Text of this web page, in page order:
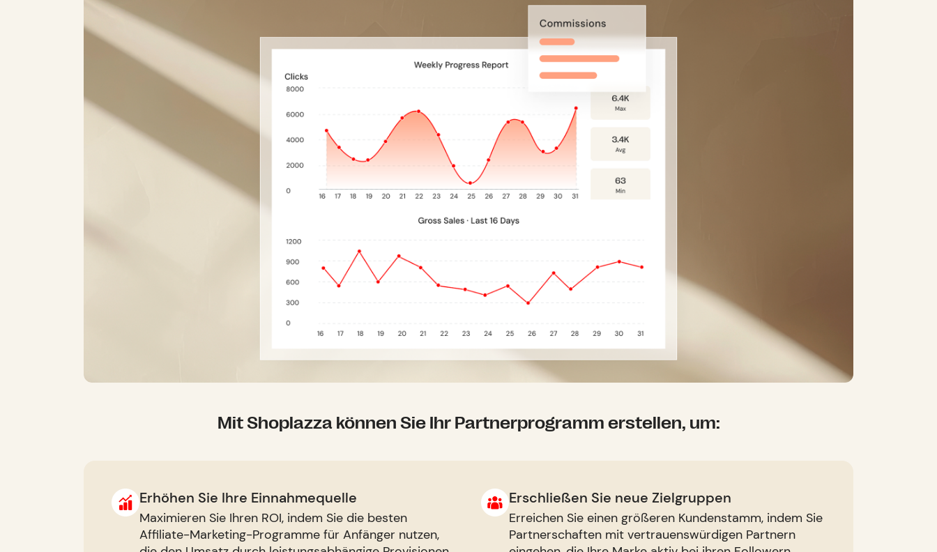
Mit Shoplazza können Sie Ihr Partnerprogramm erstellen, um:
Erhöhen Sie Ihre Einnahmequelle
Maximieren Sie Ihren ROI, indem Sie die besten
Affiliate-Marketing-Programme für Anfänger nutzen,
Erschließen Sie neue Zielgruppen
Erreichen Sie einen größeren Kundenstamm, indem Sie
Partnerschaften mit vertrauenswürdigen Partnern